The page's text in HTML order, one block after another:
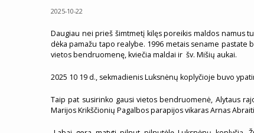
2025-10-22
Daugiau nei prieš šimtmetį kilęs poreikis maldos namus
dėka pamažu tapo realybe. 1996 metais sename
vietos bendruomenę, kviečia maldai ir šv. Mišių aukai.
2025 10 19 d., sekmadienis Luksnėnų koplyčioje buvo
Taip pat susirinko gausi vietos bendruomenė, Alytaus
Marijos Krikščionių Pagalbos parapijos vikaras Arnas